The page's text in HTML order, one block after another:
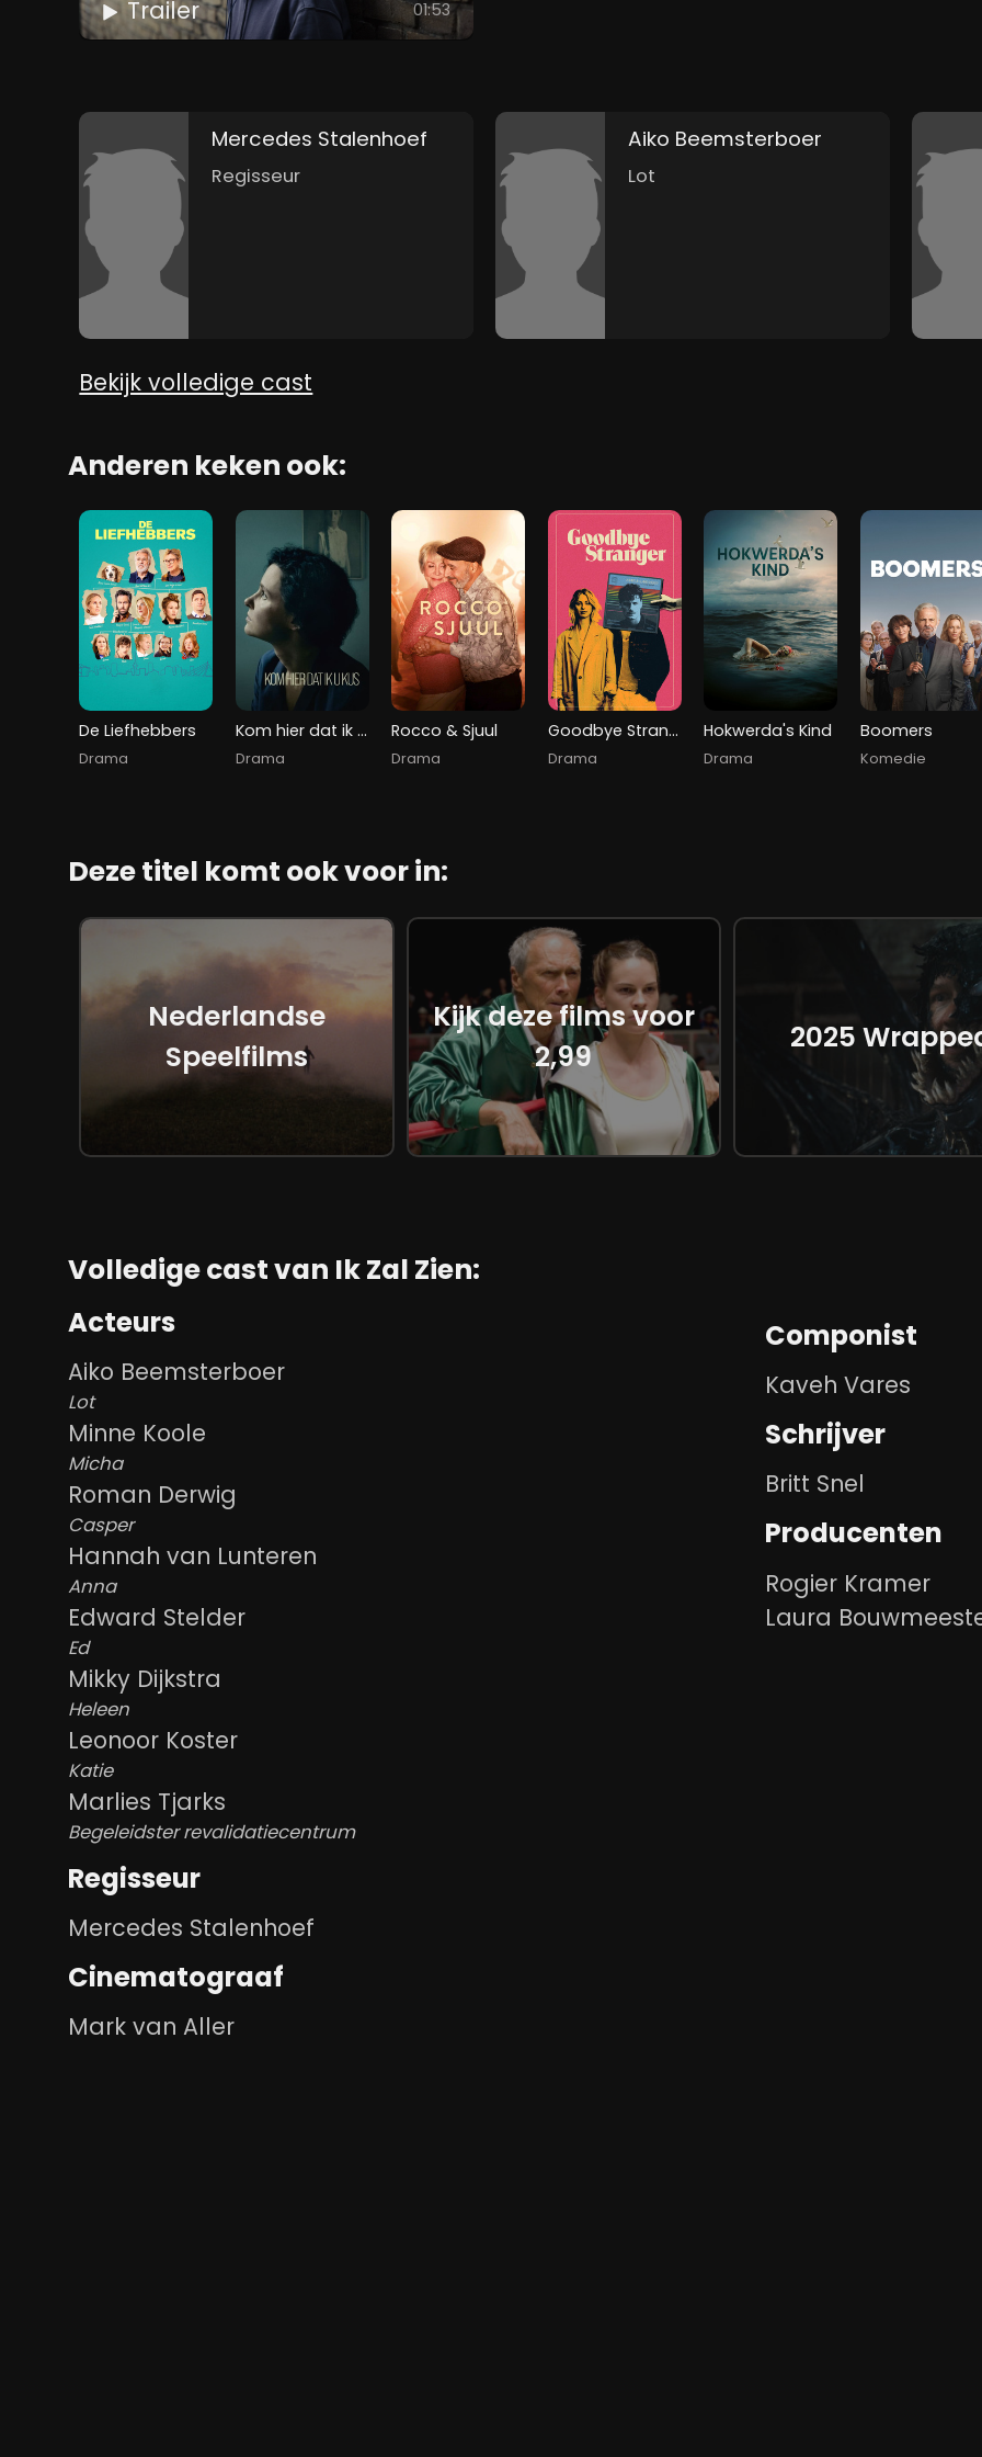
Trailer 01:53
Mercedes Stalenhoef
Regisseur
Aiko Beemsterboer
Lot
Bekijk volledige cast
Anderen keken ook:
De Liefhebbers
Drama
Kom hier dat ik u kus
Drama
Rocco & Sjuul
Drama
Goodbye Stranger
Drama
Hokwerda's Kind
Drama
Boomers
Komedie
Deze titel komt ook voor in:
Nederlandse
Speelfilms
Kijk deze films voor
2,99
2025
Volledige cast van Ik Zal Zien:
Acteurs
Aiko Beemsterboer
Lot
Minne Koole
Micha
Roman Derwig
Casper
Hannah van Lunteren
Anna
Edward Stelder
Ed
Mikky Dijkstra
Heleen
Leonoor Koster
Katie
Marlies Tjarks
Begeleidster revalidatiecentrum
Regisseur
Mercedes Stalenhoef
Cinematograaf
Mark van Aller
Componist
Kaveh Vares
Schrijver
Britt Snel
Producenten
Rogier Kramer
Laura